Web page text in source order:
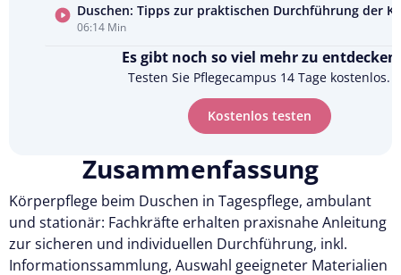
Kursvorschau
Duschen: Tipps zur praktischen Durchführung der
06:14 Min
Es gibt noch so viel mehr zu entdecken
Testen Sie Pflegecampus 14 Tage kostenlos.
Kostenlos testen
Zusammenfassung
Körperpflege beim Duschen in Tagespflege, ambulant
und stationär: Fachkräfte erhalten praxisnahe Anleitung
zur sicheren und individuellen Durchführung, inkl.
Informationssammlung, Auswahl geeigneter Materialien